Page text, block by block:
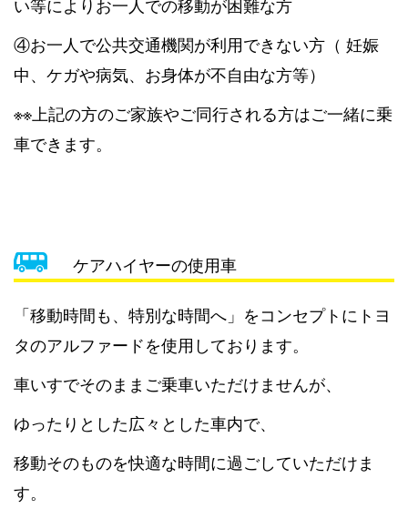
い等によりお一人での移動が困難な方
④お一人で公共交通機関が利用できない方（ 妊娠
中、ケガや病気、お身体が不自由な方等）
※※上記の方のご家族やご同行される方はご一緒に乗
車できます。
ケアハイヤーの使用車
「移動時間も、特別な時間へ」をコンセプトにトヨ
タのアルファードを使用しております。
車いすでそのままご乗車いただけませんが、
ゆったりとした広々とした車内で、
移動そのものを快適な時間に過ごしていただけま
す。